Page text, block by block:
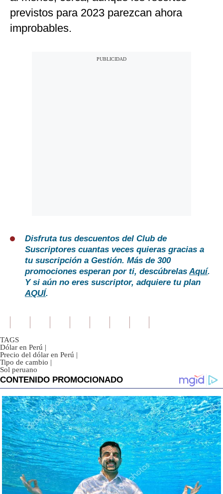
previstos para 2023 parezcan ahora
improbables.
Disfruta tus descuentos del Club de
Suscriptores cuantas veces quieras gracias a
tu suscripción a Gestión. Más de 300
promociones esperan por ti, descúbrelasAquí.
Y si aún no eres suscriptor, adquiere tu plan
AQUÍ.
TAGS
Dólar en Perú |
Precio del dólar en Perú |
Tipo de cambio |
Sol peruano